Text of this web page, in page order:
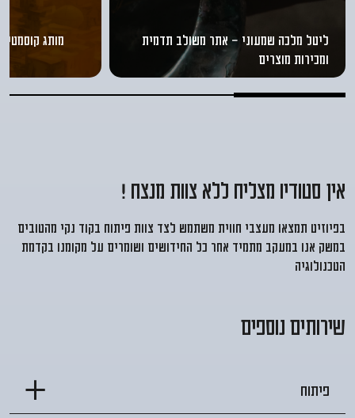
ליטל מלכה שמעוני - אתר משולב תדמית
ומכירות מוצרים
מותג קוסמטי
אין סטודיו מצליח ללא צוות מנצח !
בפיוזיט תמצאו מעצבי חווית משתמש לצד צוות פיתוח בקוד נקי מהטובים
במשק אנו במעקב מתמיד אחר כל החידושים ושומרים על מקומנו בקדמת
הטכנולוגיה
שירותים נוספים
פיתוח